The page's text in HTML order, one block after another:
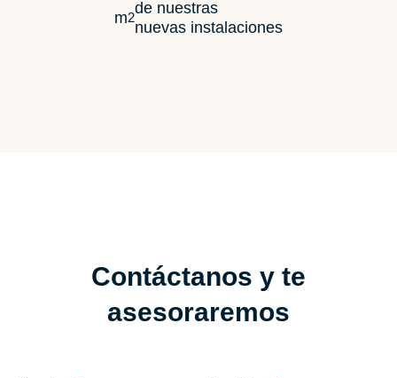
m2
de nuestras
nuevas instalaciones
Contáctanos y te
asesoraremos